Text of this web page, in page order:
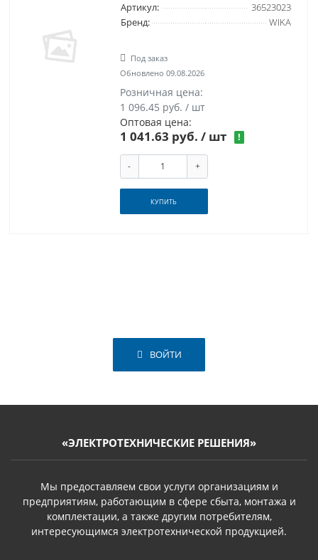
Артикул:
36523023
Бренд:
WIKA
Под заказ
Обновлено 09.08.2026
Розничная цена:
1 096.45 руб. / шт
Оптовая цена:
1 041.63 руб. / шт !
- +
КУПИТЬ
ВОЙТИ
«ЭЛЕКТРОТЕХНИЧЕСКИЕ РЕШЕНИЯ»
Мы предоставляем свои услуги организациям и
предприятиям, работающим в сфере сбыта, монтажа и
комплектации, а также другим потребителям,
интересующимся электротехнической продукцией.